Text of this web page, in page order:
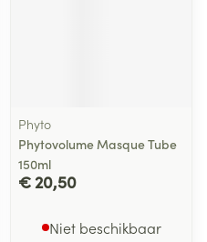
Phyto
Phytovolume Masque Tube
150ml
€ 20,50
Niet beschikbaar